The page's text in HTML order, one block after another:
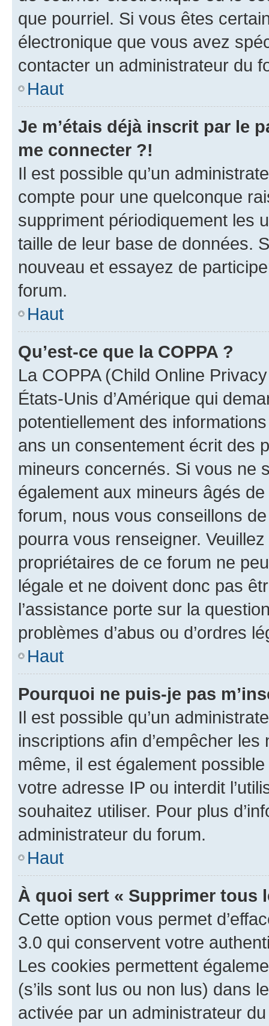
que pourriel. Si vous êtes
électronique que vous avez
contacter un administrateur du
Haut
Je m’étais déjà inscrit par le
me connecter ?!
Il est possible qu’un
compte pour une quelconque
suppriment périodiquement les
taille de leur base de données.
nouveau et essayez de
forum.
Haut
Qu’est-ce que la COPPA ?
La COPPA (Child Online
États-Unis d’Amérique qui
potentiellement des
ans un consentement écrit des
mineurs concernés. Si vous ne
également aux mineurs âgés
forum, nous vous conseillons
pourra vous renseigner.
propriétaires de ce forum ne
légale et ne doivent donc pas
l’assistance porte sur la
problèmes d’abus ou d’ordres
Haut
Pourquoi ne puis-je pas
Il est possible qu’un
inscriptions afin d’empêcher
même, il est également
votre adresse IP ou interdit
souhaitez utiliser. Pour plus
administrateur du forum.
Haut
À quoi sert « Supprimer tous
Cette option vous permet
3.0 qui conservent votre
Les cookies permettent
(s’ils sont lus ou non lus) dans
activée par un administrateur